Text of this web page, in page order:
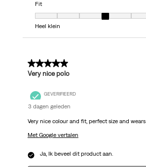
Fit
Fit, 4 van 7, waarbij 1 gelijk is aan Heel klein
Heel klein
5 van 5 sterren.
Very nice polo
GEVERIFIEERD
3 dagen geleden
Very nice colour and fit, perfect size and
Met Google vertalen
Ja, Ik beveel dit product aan.